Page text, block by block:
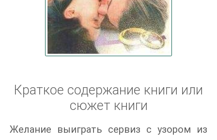
Краткое содержание книги или
сюжет книги
Желание выиграть сервиз с узором из